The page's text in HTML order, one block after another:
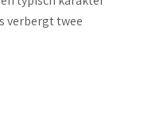
verbergt twee